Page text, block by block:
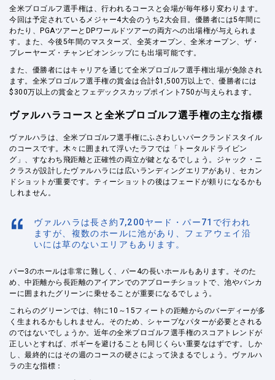
全米プロゴルフ選手権は、行われるコースと会場が毎年移り変わります。
今回は予定されているメジャー4大会のうち2大会目。優勝者には5年間に
わたり、PGAツアーとDPワールドツアーの両方への出場権が与えられま
す。また、今後5年間のマスターズ、全英オープン、全米オープン、ザ・
プレーヤーズ・チャンピオンシップにも出場可能です。
また、優勝者にはキャリアを通じて全米プロゴルフ選手権出場が免除され
ます。全米プロゴルフ選手権の賞金は合計$1,500万以上で、優勝者には
$300万以上の賞金とフェデックスカップポイント750が与えられます。
ヴァルハラコースと全米プロゴルフ選手権の主な指標
ヴァルハラは、全米プロゴルフ選手権にふさわしいパークランドスタイル
のコースです。木々に囲まれて浮いたラフでは「トータルドライビン
グ」、すなわち飛距離と正確性の両立が鍵となるでしょう。ジャック・ニ
クラスが設計したヴァルハラには広いランディングエリアがあり、セカン
ドショットが重要です。ティーショットの後はフェードが頼りになるかも
しれません。
ヴァルハラは長さ約7,200ヤード・パー71で行われ
ますが、複数のホールに池があり、フェアウェイ沿
いには草のないエリアもあります。
パー3のホールは非常に難しく、パー4の長いホールもあります。そのた
め、中距離から長距離のアイアンでのアプローチショットで、池やバンカ
ーに囲まれたグリーンに乗せることが重要になるでしょう。
これらのグリーンでは、特に10～15フィートの距離からのバーディーが多
く生まれるかもしれません。そのため、シャープなパターが必要とされる
のではないでしょうか。近年の全米プロゴルフ選手権のスコアトレンドが
正しいとすれば、ボギーを避けることも同じくらい重要なはずです。しか
し、最終的にはその週のコースの硬さによって決まるでしょう。ヴァルハ
ラの主な指標：